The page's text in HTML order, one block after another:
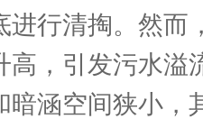
进行清掏。然而
高，引发污水
暗涵空间狭小，